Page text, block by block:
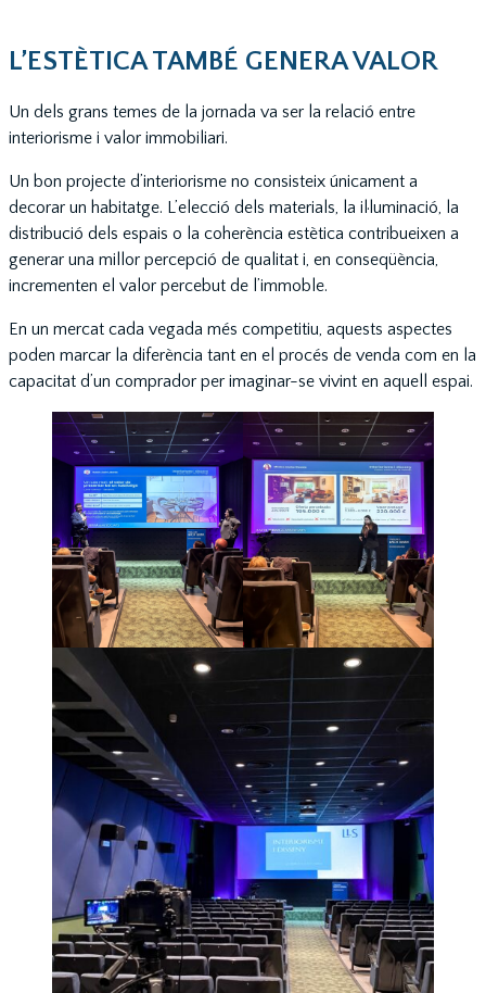
L’ESTÈTICA TAMBÉ GENERA VALOR
Un dels grans temes de la jornada va ser la relació entre
interiorisme i valor immobiliari.
Un bon projecte d’interiorisme no consisteix únicament a
decorar un habitatge. L’elecció dels materials, la il·luminació, la
distribució dels espais o la coherència estètica contribueixen a
generar una millor percepció de qualitat i, en conseqüència,
incrementen el valor percebut de l’immoble.
En un mercat cada vegada més competitiu, aquests aspectes
poden marcar la diferència tant en el procés de venda com en la
capacitat d’un comprador per imaginar-se vivint en aquell espai.